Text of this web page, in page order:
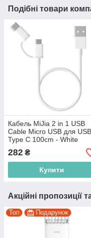
Подібні товари
Кабель MiJia 2 in 1 USB
Cable Micro USB для USB
Type C 100cm - White
(6970244522832)
282 ₴
Купити
Акційні пропозиції
Топ Подарунок